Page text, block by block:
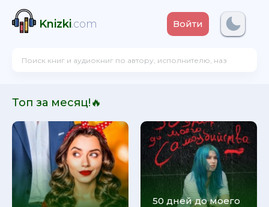
Knizki.com Войти
Топ за месяц!🔥
50 дней до моего